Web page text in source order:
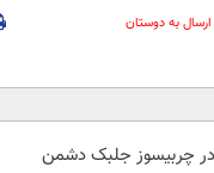
ارسال به دوستان
چربیسوز جلبک دشمن